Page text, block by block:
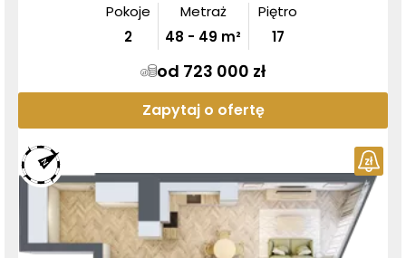
Pokoje
2
Metraż
48 - 49 m²
Piętro
17
od 723 000 zł
Zapytaj o ofertę